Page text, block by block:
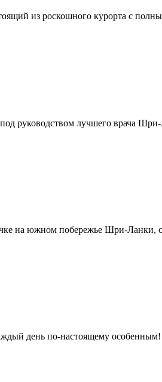
из роскошного курорта с
руководством лучшего врача
на южном побережье Шри-Ланки,
день по-настоящему особенным!